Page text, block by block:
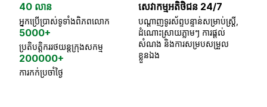
40 លាន
អ្នកប្រើប្រាស់ទូទាំងពិភពលោក
5000+
ប្រតិបត្តិកររថយន្តក្រុងសកម្ម
200000+
ការកក់ប្រចាំថ្ងៃ
សេវាកម្មអតិថិជន 24/7
បណ្តាញទូរស័ព្ទបន្ទាន់សម្រាប់ស្ត្រី,
ដំណោះស្រាយភ្លាមៗ ការផ្តល់
សំណង និងការសម្របសម្រួល
ខ្លួនឯង